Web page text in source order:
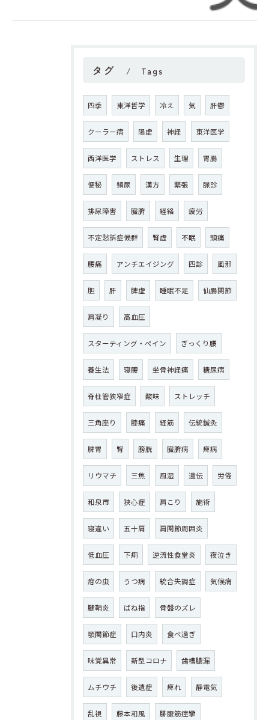
タグ Tags
四季 東洋哲学 冷え 気 肝鬱
クーラー病 陽虚 神経 東洋医学
西洋医学 ストレス 生理 胃腸
便秘 頻尿 漢方 緊張 脈診
排尿障害 臓腑 経絡 疲労
不定愁訴症候群 腎虚 不眠 頭痛
腰痛 アンチエイジング 四診 風邪
胆 肝 脾虚 睡眠不足 仙腸関節
肩凝り 高血圧
スターティング・ペイン ぎっくり腰
養生法 寝腰 坐骨神経痛 糖尿病
脊柱管狭窄症 酸味 ストレッチ
三角座り 膝痛 経筋 伝統鍼灸
脾胃 腎 膀胱 臓腑病 痺病
リウマチ 三焦 風湿 遺伝 労倦
和泉市 狭心症 肩こり 施術
寝違い 五十肩 肩関節周囲炎
低血圧 下痢 逆流性食堂炎 夜泣き
疳の虫 うつ病 統合失調症 気候病
腱鞘炎 ばね指 骨盤のズレ
顎関節症 口内炎 食べ過ぎ
味覚異常 新型コロナ 歯槽膿漏
ムチウチ 後遺症 痺れ 静電気
乱視 藤本和風 腓腹筋痙攣